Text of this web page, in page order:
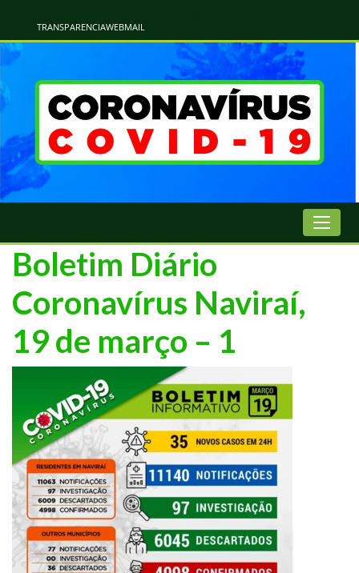
TRANSPARENCIAWEBMAIL
Boletim Diário
Coronavírus Naviraí,
19 de março – 1